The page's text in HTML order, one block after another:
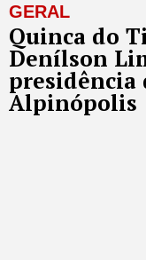
GERAL
Quinca do
Denílson
presidência
Alpinópolis